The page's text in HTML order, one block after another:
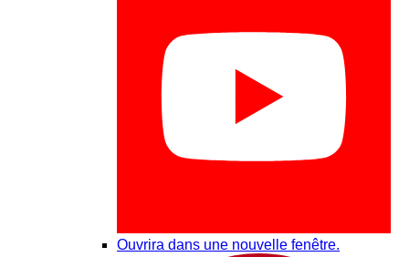
Ouvrira dans une nouvelle fenêtre.